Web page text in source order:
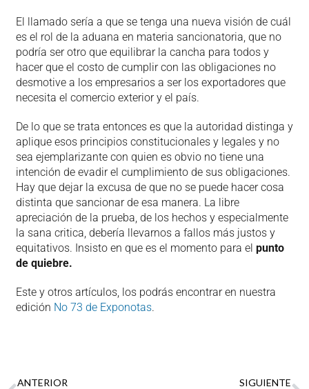
El llamado sería a que se tenga una nueva visión de cuál
es el rol de la aduana en materia sancionatoria, que no
podría ser otro que equilibrar la cancha para todos y
hacer que el costo de cumplir con las obligaciones no
desmotive a los empresarios a ser los exportadores que
necesita el comercio exterior y el país.
De lo que se trata entonces es que la autoridad distinga y
aplique esos principios constitucionales y legales y no
sea ejemplarizante con quien es obvio no tiene una
intención de evadir el cumplimiento de sus obligaciones.
Hay que dejar la excusa de que no se puede hacer cosa
distinta que sancionar de esa manera. La libre
apreciación de la prueba, de los hechos y especialmente
la sana critica, debería llevarnos a fallos más justos y
equitativos. Insisto en que es el momento para el punto
de quiebre.
Este y otros artículos, los podrás encontrar en nuestra
edición No 73 de Exponotas.
ANTERIOR SIGUIENTE